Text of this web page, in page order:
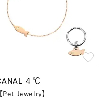
４℃
【Pet Jewelry】